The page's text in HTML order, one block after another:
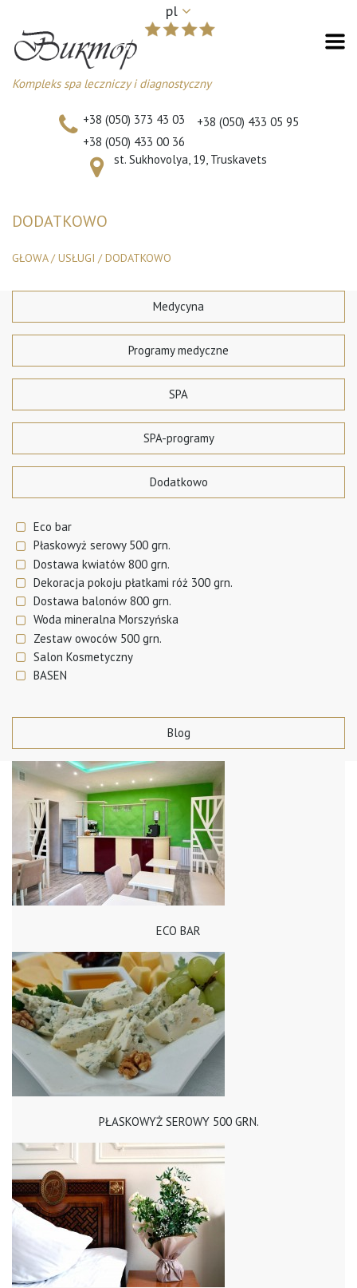
pl
Kompleks spa leczniczy i diagnostyczny
+38 (050) 373 43 03
+38 (050) 433 00 36
+38 (050) 433 05 95
st. Sukhovolya, 19, Truskavets
DODATKOWO
GŁOWA /USŁUGI /DODATKOWO
Medycyna
Programy medyczne
SPA
SPA-programy
Dodatkowo
Eco bar
Płaskowyż serowy 500 grn.
Dostawa kwiatów 800 grn.
Dekoracja pokoju płatkami róż 300 grn.
Dostawa balonów 800 grn.
Woda mineralna Morszyńska
Zestaw owoców 500 grn.
Salon Kosmetyczny
BASEN
Blog
ECO BAR
PŁASKOWYŻ SEROWY 500 GRN.